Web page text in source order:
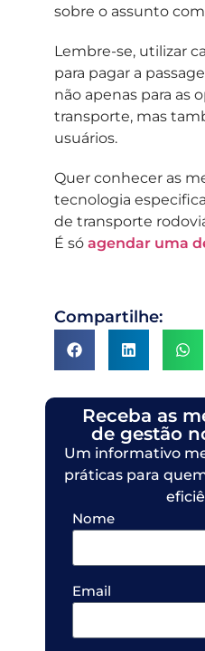
sobre o assunto
Lembre-se, utilizar
para pagar a
não apenas para as
transporte, mas
usuários.
Quer conhecer as
tecnologia
de transporte
É só agendar uma
Compartilhe:
Receba as
de gestão
Um informativo
práticas para
Nome
Email